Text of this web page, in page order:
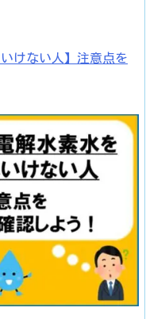
けない人】注意点を